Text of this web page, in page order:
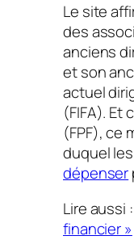
Le site
des
anciens
et son
actuel
(FIFA). Et
(FPF), ce
duquel
dépenser
Lire aussi :
financier »